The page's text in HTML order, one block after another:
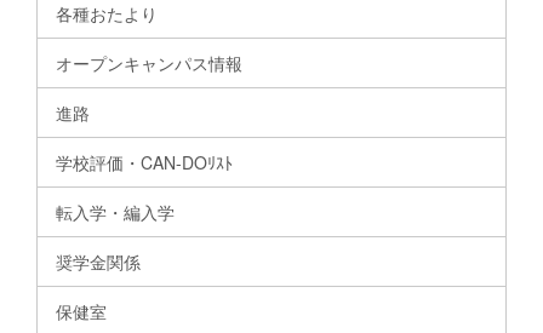
各種おたより
オープンキャンパス情報
進路
学校評価・CAN-DOﾘｽﾄ
転入学・編入学
奨学金関係
保健室